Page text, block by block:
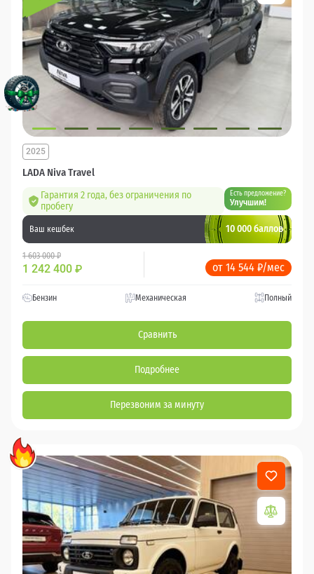
LADA Niva Travel
2025
Гарантия 2 года, без ограничения по
пробегу
Есть предложение?
Улучшим!
Ваш кешбек 10 000 баллов
1 603 000 ₽
1 242 400 ₽ от 14 544 ₽/мес
Бензин Механическая Полный
Сравнить
Подробнее
Перезвоним за минуту